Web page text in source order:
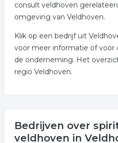
consult veldhoven
omgeving van Veldhoven.
Klik op een bedrijf uit
voor meer informatie of voor
de onderneming. Het
regio Veldhoven.
Bedrijven over
veldhoven in